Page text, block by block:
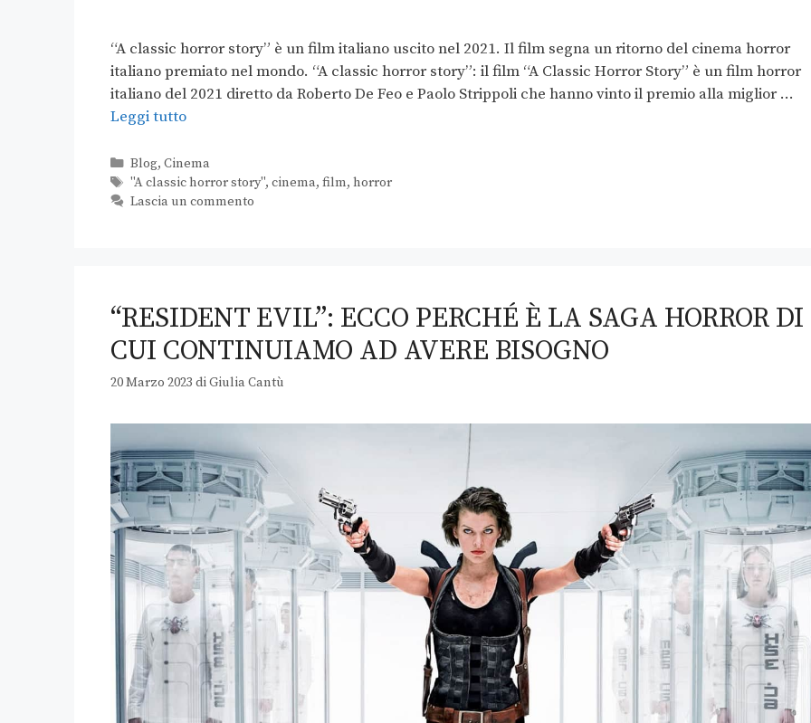
“A classic horror story” è un film italiano uscito nel 2021. Il film segna un ritorno del cinema horror
italiano premiato nel mondo. “A classic horror story”: il film “A Classic Horror Story” è un film horror
italiano del 2021 diretto da Roberto De Feo e Paolo Strippoli che hanno vinto il premio alla miglior …
Leggi tutto
Blog, Cinema
"A classic horror story", cinema, film, horror
Lascia un commento
“RESIDENT EVIL”: ECCO PERCHÉ È LA SAGA HORROR DI
CUI CONTINUIAMO AD AVERE BISOGNO
20 Marzo 2023 diGiulia Cantù